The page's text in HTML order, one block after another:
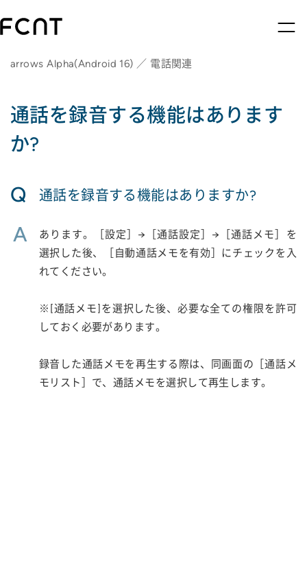
arrows Alpha(Android 16) ／ 電話関連
通話を録音する機能はあります
か?
Q 通話を録音する機能はありますか?
A
あります。［設定］→［通話設定］→［通話メモ］を
選択した後、［自動通話メモを有効］にチェックを入
れてください。
※[通話メモ]を選択した後、必要な全ての権限を許可
しておく必要があります。
録音した通話メモを再生する際は、同画面の［通話メ
モリスト］で、通話メモを選択して再生します。